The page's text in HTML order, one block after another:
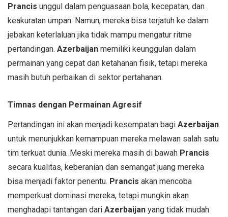
Prancis unggul dalam penguasaan bola, kecepatan, dan
keakuratan umpan. Namun, mereka bisa terjatuh ke dalam
jebakan keterlaluan jika tidak mampu mengatur ritme
pertandingan. Azerbaijan memiliki keunggulan dalam
permainan yang cepat dan ketahanan fisik, tetapi mereka
masih butuh perbaikan di sektor pertahanan.
Timnas dengan Permainan Agresif
Pertandingan ini akan menjadi kesempatan bagi Azerbaijan
untuk menunjukkan kemampuan mereka melawan salah satu
tim terkuat dunia. Meski mereka masih di bawah Prancis
secara kualitas, keberanian dan semangat juang mereka
bisa menjadi faktor penentu. Prancis akan mencoba
memperkuat dominasi mereka, tetapi mungkin akan
menghadapi tantangan dari Azerbaijan yang tidak mudah